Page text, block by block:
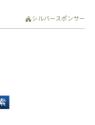
シルバースポンサー